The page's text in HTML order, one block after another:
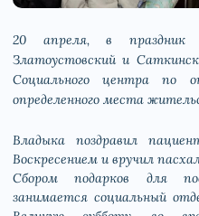
20 апреля, в праздник
Златоустовский и
Социального центра по
определенного места
Владыка поздравил
Воскресением и вручил
Сбором подарков для
занимается социальный